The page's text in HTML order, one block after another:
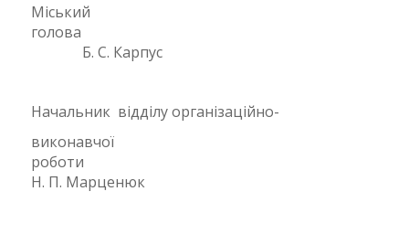
Міський
голова
Б. С. Карпус
Начальник відділу організаційно-
виконавчої
роботи
Н. П. Марценюк